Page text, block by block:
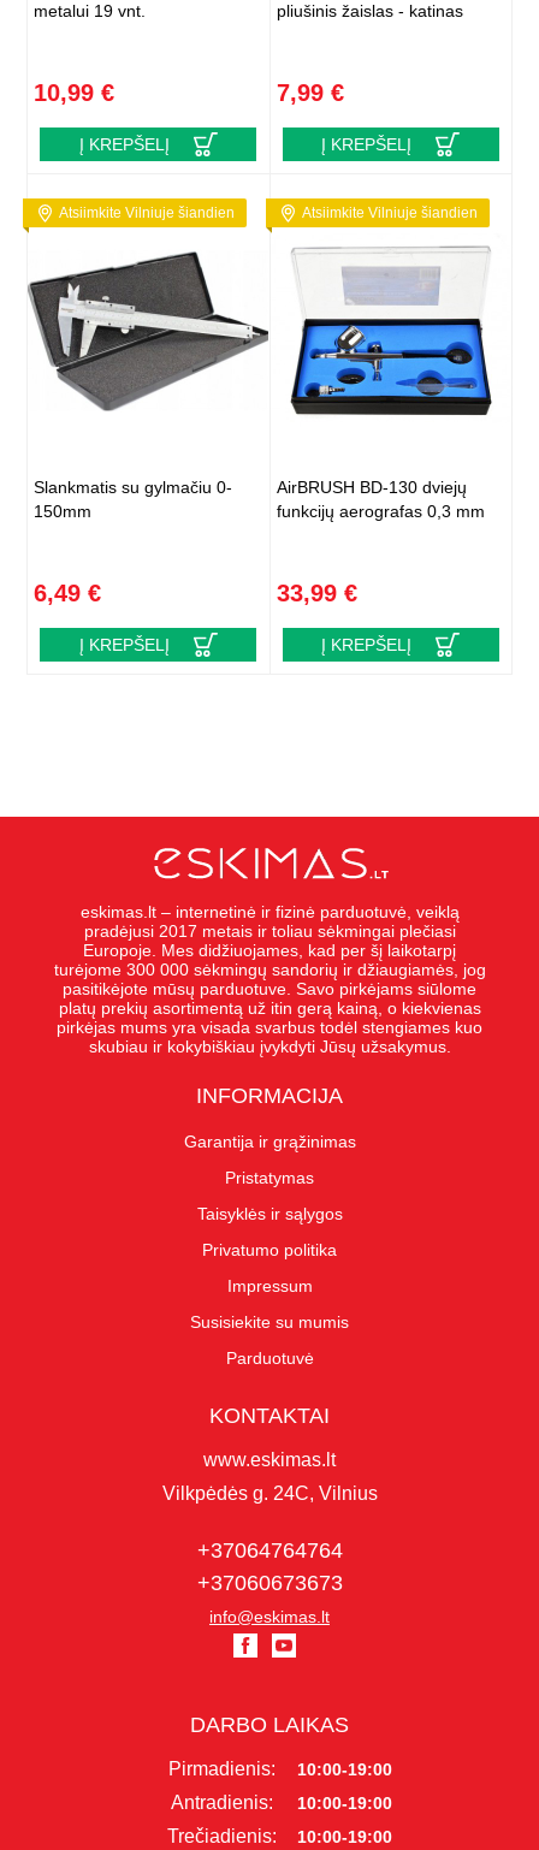
metalui 19 vnt.
10,99 €
Į KREPŠELĮ
pliušinis žaislas - katinas
7,99 €
Į KREPŠELĮ
Atsiimkite Vilniuje šiandien
Slankmatis su gylmačiu 0-
150mm
6,49 €
Į KREPŠELĮ
Atsiimkite Vilniuje šiandien
AirBRUSH BD-130 dviejų
funkcijų aerografas 0,3 mm
33,99 €
Į KREPŠELĮ
eskimas.lt – internetinė ir fizinė parduotuvė, veiklą
pradėjusi 2017 metais ir toliau sėkmingai plečiasi
Europoje. Mes didžiuojames, kad per šį laikotarpį
turėjome 300 000 sėkmingų sandorių ir džiaugiamės, jog
pasitikėjote mūsų parduotuve. Savo pirkėjams siūlome
platų prekių asortimentą už itin gerą kainą, o kiekvienas
pirkėjas mums yra visada svarbus todėl stengiames kuo
skubiau ir kokybiškiau įvykdyti Jūsų užsakymus.
INFORMACIJA
Garantija ir grąžinimas
Pristatymas
Taisyklės ir sąlygos
Privatumo politika
Impressum
Susisiekite su mumis
Parduotuvė
KONTAKTAI
www.eskimas.lt
Vilkpėdės g. 24C, Vilnius
+37064764764
+37060673673
info@eskimas.lt
DARBO LAIKAS
Pirmadienis: 10:00-19:00
Antradienis: 10:00-19:00
Trečiadienis: 10:00-19:00